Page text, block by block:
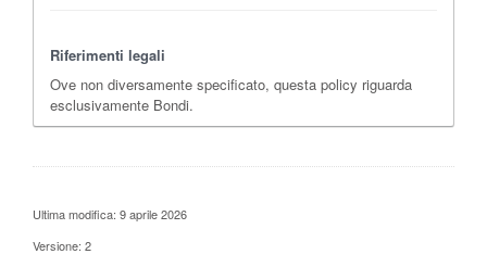
Riferimenti legali
Ove non diversamente specificato, questa policy riguarda
esclusivamente Bondi.
Ultima modifica: 9 aprile 2026
Versione: 2